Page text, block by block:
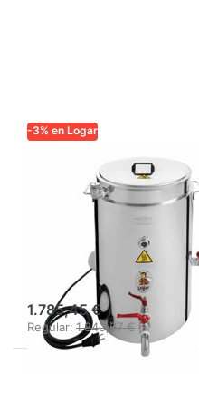
-3% en Logar
Clarificador de
cera Logar 35 l,
triple pared con
aislamiento, 3
1.785,45 €
Regular: 1.840,67 €